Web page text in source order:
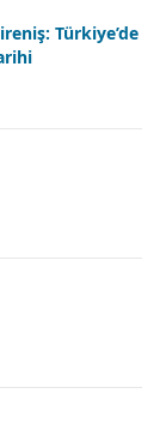
Türkiye’de